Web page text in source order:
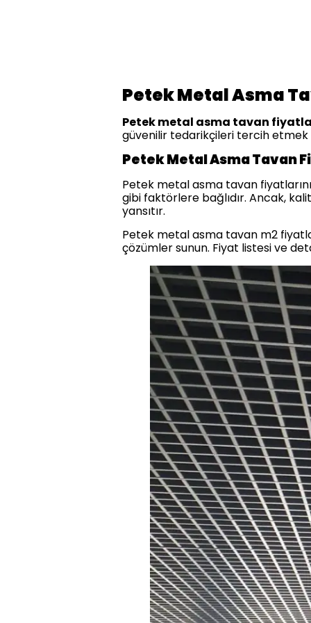
Petek Metal Asma
Petek metal asma tavan
güvenilir tedarikçileri tercih etmek
Petek Metal Asma Tavan
Petek metal asma tavan
gibi faktörlere bağlıdır. Ancak,
yansıtır.
Petek metal asma tavan m2
çözümler sunun. Fiyat listesi ve